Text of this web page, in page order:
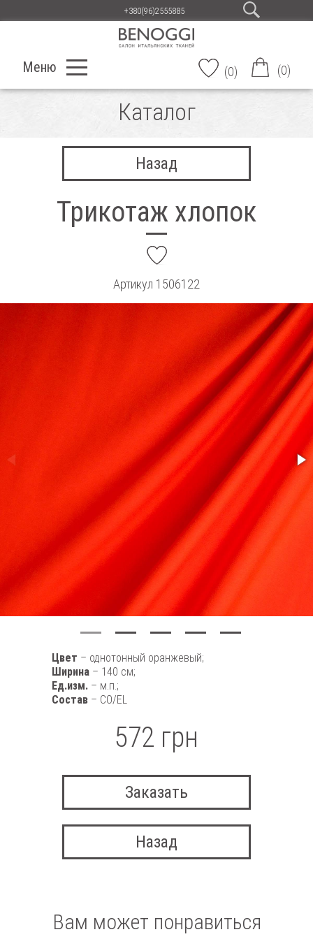
+380(96)2555885
Меню (0) (0)
Каталог
Назад
Трикотаж хлопок
Артикул 1506122
Цвет – однотонный оранжевый;
Ширина – 140 см;
Ед.изм. – м.п.;
Состав – CO/EL
572 грн
Заказать
Назад
Вам может понравиться